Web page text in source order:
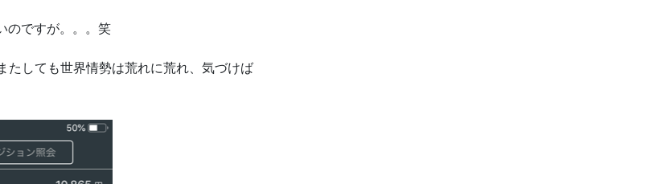
のですが。。。笑
たしても世界情勢は荒れに荒れ、気づけば